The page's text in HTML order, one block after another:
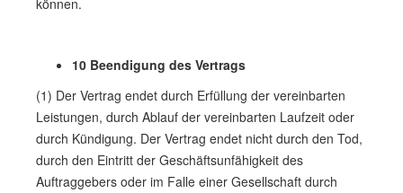
können.
10 Beendigung des Vertrags
(1) Der Vertrag endet durch Erfüllung der vereinbarten
Leistungen, durch Ablauf der vereinbarten Laufzeit oder
durch Kündigung. Der Vertrag endet nicht durch den Tod,
durch den Eintritt der Geschäftsunfähigkeit des
Auftraggebers oder im Falle einer Gesellschaft durch